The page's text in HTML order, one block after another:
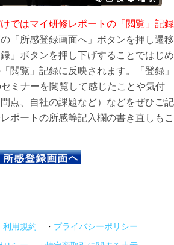
ではマイ研修レポートの「閲覧」記録
「所感登録画面へ」ボタンを押し遷移
」ボタンを押し下げすることではじめ
閲覧」記録に反映されます。「登録」
ミナーを閲覧して感じたことや気付
点、自社の課題など）などをぜひご記
ポートの所感等記入欄の書き直しもこ
利用規約 ・ プライバシーポリシー